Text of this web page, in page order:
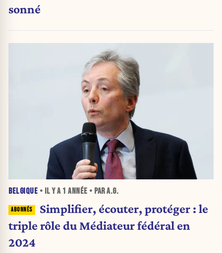
sonné
BELGIQUE • IL Y A 1 ANNÉE • PAR A.G.
Simplifier, écouter, protéger : le
triple rôle du Médiateur fédéral en
2024